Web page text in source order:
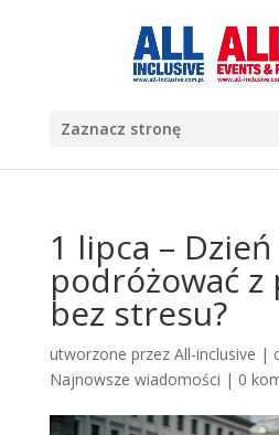
Zaznacz stronę
1 lipca – Dzień
podróżować z
bez stresu?
utworzone przez All-inclusive |
Najnowsze wiadomości | 0